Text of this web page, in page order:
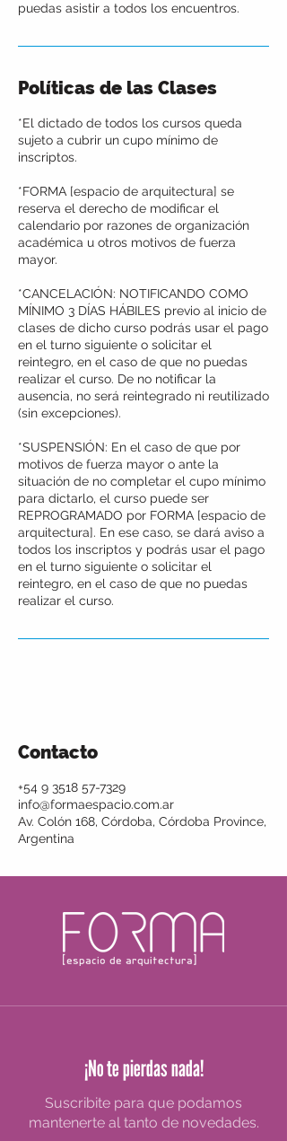
puedas asistir a todos los encuentros.
Políticas de las Clases
*El dictado de todos los cursos queda
sujeto a cubrir un cupo mínimo de
inscriptos.
*FORMA [espacio de arquitectura] se
reserva el derecho de modificar el
calendario por razones de organización
académica u otros motivos de fuerza
mayor.
*CANCELACIÓN: NOTIFICANDO COMO
MÍNIMO 3 DÍAS HÁBILES previo al inicio de
clases de dicho curso podrás usar el pago
en el turno siguiente o solicitar el
reintegro, en el caso de que no puedas
realizar el curso. De no notificar la
ausencia, no será reintegrado ni reutilizado
(sin excepciones).
*SUSPENSIÓN: En el caso de que por
motivos de fuerza mayor o ante la
situación de no completar el cupo mínimo
para dictarlo, el curso puede ser
REPROGRAMADO por FORMA [espacio de
arquitectura]. En ese caso, se dará aviso a
todos los inscriptos y podrás usar el pago
en el turno siguiente o solicitar el
reintegro, en el caso de que no puedas
realizar el curso.
Contacto
+54 9 3518 57-7329
info@formaespacio.com.ar
Av. Colón 168, Córdoba, Córdoba Province,
Argentina
¡No te pierdas nada!
Suscribite para que podamos
mantenerte al tanto de novedades.